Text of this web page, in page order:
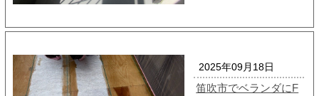
2025年09月18日
笛吹市でベランダにF